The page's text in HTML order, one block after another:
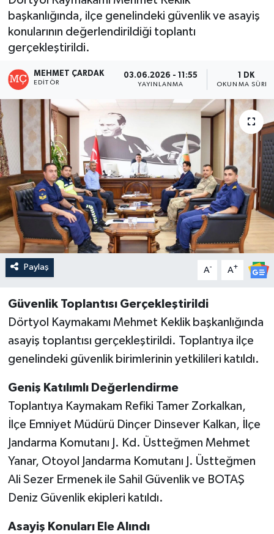
başkanlığında, ilçe genelindeki güvenlik ve asayiş
konularının değerlendirildiği toplantı
gerçekleştirildi.
MEHMET ÇARDAK
EDITÖR
03.06.2026 - 11:55
YAYINLANMA
1 DK
OKUNMA
Paylaş A- A+
Güvenlik Toplantısı Gerçekleştirildi
Dörtyol Kaymakamı Mehmet Keklik başkanlığında
asayiş toplantısı gerçekleştirildi. Toplantıya ilçe
genelindeki güvenlik birimlerinin yetkilileri katıldı.
Geniş Katılımlı Değerlendirme
Toplantıya Kaymakam Refiki Tamer Zorkalkan,
İlçe Emniyet Müdürü Dinçer Dinsever Kalkan, İlçe
Jandarma Komutanı J. Kd. Üstteğmen Mehmet
Yanar, Otoyol Jandarma Komutanı J. Üstteğmen
Ali Sezer Ermenek ile Sahil Güvenlik ve BOTAŞ
Deniz Güvenlik ekipleri katıldı.
Asayiş Konuları Ele Alındı